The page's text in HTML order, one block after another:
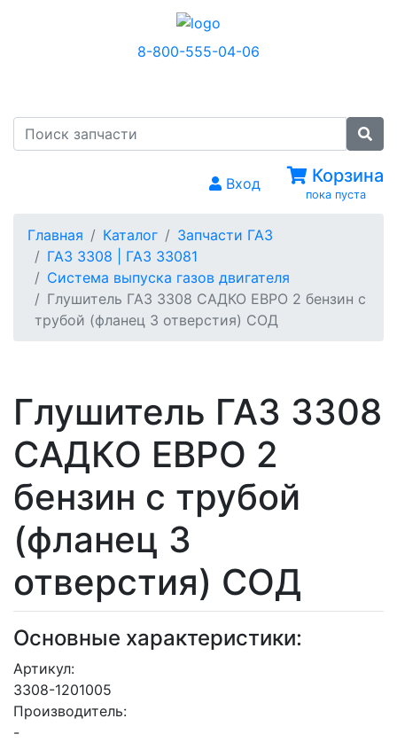
8-800-555-04-06
Вход Корзина
пока пуста
Главная Каталог
Запчасти ГАЗ
ГАЗ 3308 | ГАЗ 33081
Система выпуска газов двигателя
Глушитель ГАЗ 3308 САДКО ЕВРО 2 бензин с
трубой (фланец 3 отверстия) СОД
Глушитель ГАЗ 3308
САДКО ЕВРО 2
бензин с трубой
(фланец 3
отверстия) СОД
Основные характеристики:
Артикул:
3308-1201005
Производитель:
-